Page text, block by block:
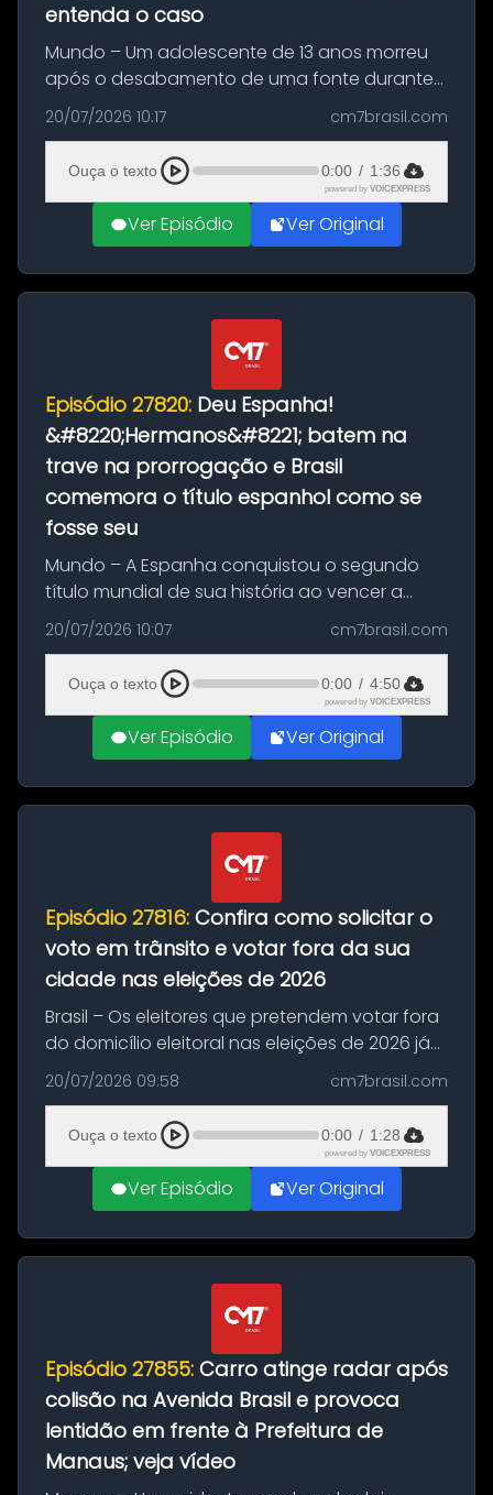
entenda o caso
Mundo – Um adolescente de 13 anos morreu
após o desabamento de uma fonte durante
as comemorações pelo título da Copa do
Mundo conquistado pela Espanha, em
Ciudad Rodrigo, na província de Salamanca,
no...
20/07/2026 10:17 cm7brasil.com
Ouça o texto 0:00 / 1:36
powered by VOICEXPRESS
Ver Episódio Ver Original
Episódio 27820: Deu Espanha!
&#8220;Hermanos&#8221; batem na
trave na prorrogação e Brasil
comemora o título espanhol como se
fosse seu
Mundo – A Espanha conquistou o segundo
título mundial de sua história ao vencer a
Argentina por 1 a 0, neste domingo (19), na
decisão da Copa do Mundo de 2026. Depois
de um duelo sem gols durante o te...
20/07/2026 10:07 cm7brasil.com
Ouça o texto 0:00 / 4:50
powered by VOICEXPRESS
Ver Episódio Ver Original
Episódio 27816: Confira como solicitar o
voto em trânsito e votar fora da sua
cidade nas eleições de 2026
Brasil – Os eleitores que pretendem votar fora
do domicílio eleitoral nas eleições de 2026 já
podem solicitar o voto em trânsito a partir
desta segunda-feira (20). O pedido pode ser
feito até 20 de ag...
20/07/2026 09:58 cm7brasil.com
Ouça o texto 0:00 / 1:28
powered by VOICEXPRESS
Ver Episódio Ver Original
Episódio 27855: Carro atinge radar após
colisão na Avenida Brasil e provoca
lentidão em frente à Prefeitura de
Manaus; veja vídeo